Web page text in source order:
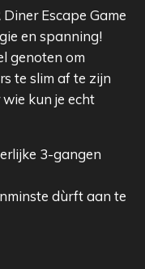
Escape Game
en spanning!
genoten om
te slim af te zijn
kun je echt
3-gangen
dùrft aan te